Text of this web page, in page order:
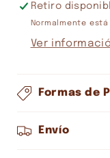
Retiro
Normalmente
Ver
Formas de
Envío